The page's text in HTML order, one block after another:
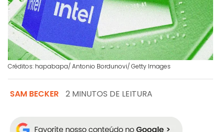
Créditos: hapabapa/ Antonio Bordunovi/ Getty Images
SAM BECKER 2 MINUTOS DE LEITURA